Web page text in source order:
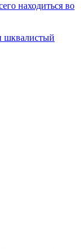
находиться во
шквалистый